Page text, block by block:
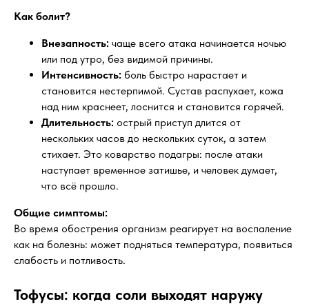
Как болит?
Внезапность: чаще всего атака начинается ночью
или под утро, без видимой причины.
Интенсивность: боль быстро нарастает и
становится нестерпимой. Сустав распухает, кожа
над ним краснеет, лоснится и становится горячей.
Длительность: острый приступ длится от
нескольких часов до нескольких суток, а затем
стихает. Это коварство подагры: после атаки
наступает временное затишье, и человек думает,
что всё прошло.
Общие симптомы:
Во время обострения организм реагирует на воспаление
как на болезнь: может подняться температура, появиться
слабость и потливость.
Тофусы: когда соли выходят наружу